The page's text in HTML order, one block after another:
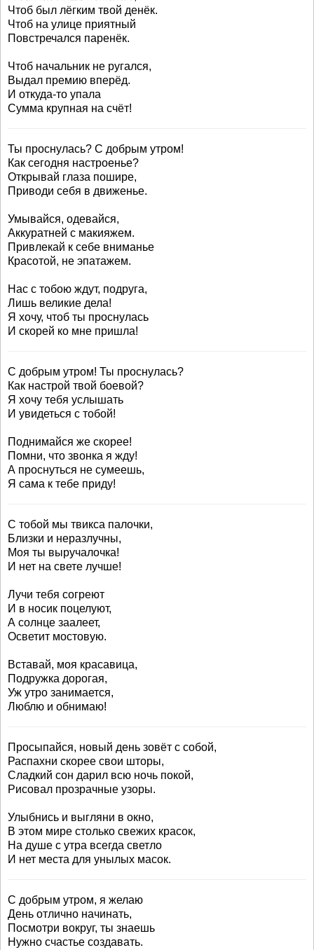
Чтоб был лёгким твой денёк.
Чтоб на улице приятный
Повстречался паренёк.
Чтоб начальник не ругался,
Выдал премию вперёд.
И откуда-то упала
Сумма крупная на счёт!
Ты проснулась? С добрым утром!
Как сегодня настроенье?
Открывай глаза пошире,
Приводи себя в движенье.
Умывайся, одевайся,
Аккуратней с макияжем.
Привлекай к себе вниманье
Красотой, не эпатажем.
Нас с тобою ждут, подруга,
Лишь великие дела!
Я хочу, чтоб ты проснулась
И скорей ко мне пришла!
С добрым утром! Ты проснулась?
Как настрой твой боевой?
Я хочу тебя услышать
И увидеться с тобой!
Поднимайся же скорее!
Помни, что звонка я жду!
А проснуться не сумеешь,
Я сама к тебе приду!
С тобой мы твикса палочки,
Близки и неразлучны,
Моя ты выручалочка!
И нет на свете лучше!
Лучи тебя согреют
И в носик поцелуют,
А солнце заалеет,
Осветит мостовую.
Вставай, моя красавица,
Подружка дорогая,
Уж утро занимается,
Люблю и обнимаю!
Просыпайся, новый день зовёт с собой,
Распахни скорее свои шторы,
Сладкий сон дарил всю ночь покой,
Рисовал прозрачные узоры.
Улыбнись и выгляни в окно,
В этом мире столько свежих красок,
На душе с утра всегда светло
И нет места для унылых масок.
С добрым утром, я желаю
День отлично начинать,
Посмотри вокруг, ты знаешь
Нужно счастье создавать.